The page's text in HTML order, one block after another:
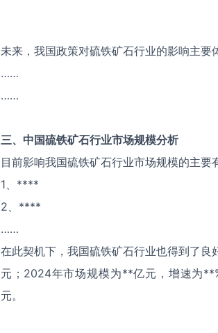
未来，我国政策对硫铁矿石行业的影响主要
……
……
三、中国硫铁矿石行业市场规模分析
目前影响我国硫铁矿石行业市场规模的主要
1、****
2、****
……
在此契机下，我国硫铁矿石行业也得到了
元；2024年市场规模为**亿元，增速为
元。